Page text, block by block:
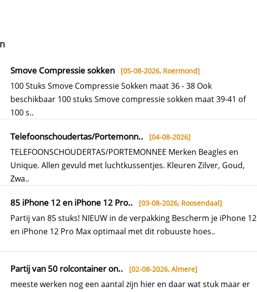
Smove Compressie sokken [05-08-2026, Roermond]
100 Stuks Smove Compressie Sokken maat 36 - 38 Ook
beschikbaar 100 stuks Smove compressie sokken maat 39-41 of
100 s..
Telefoonschoudertas/Portemonn.. [04-08-2026]
TELEFOONSCHOUDERTAS/PORTEMONNEE Merken Beagles en
Unique. Allen gevuld met luchtkussentjes. Kleuren Zilver, Goud,
Zwa..
85 iPhone 12 en iPhone 12 Pro.. [03-08-2026, Roosendaal]
Partij van 85 stuks! NIEUW in de verpakking Bescherm je iPhone 12
en iPhone 12 Pro Max optimaal met dit robuuste hoes..
Partij van 50 rolcontainer on.. [02-08-2026, Almere]
meeste werken nog een aantal zijn hier en daar wat stuk maar er